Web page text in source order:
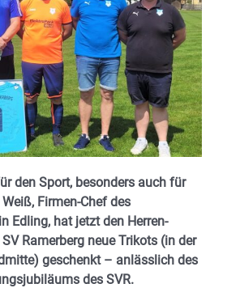
den Sport, besonders auch für
Firmen-Chef des
Edling, hat jetzt den Herren-
Ramerberg neue Trikots (in der
geschenkt – anlässlich des
des SVR.